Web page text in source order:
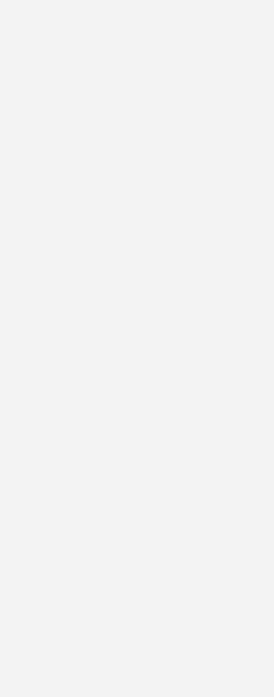
Drei-Zylinder-Motoren